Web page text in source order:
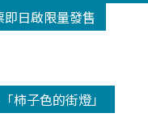
日啟限量發售
柿子色的街燈」